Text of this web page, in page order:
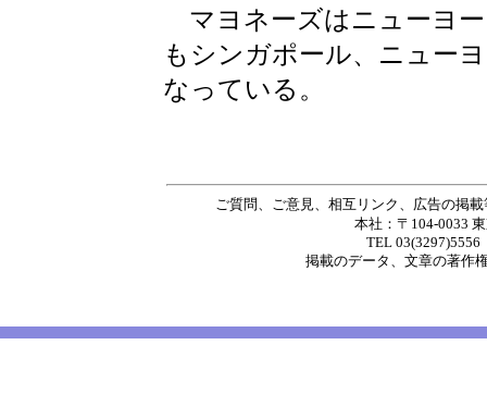
マヨネーズはニューヨ
もシンガポール、ニュー
なっている。
ご質問、ご意見、相互リンク、広告の掲
本社：〒104-0033
TEL
掲載のデータ 、 文章の著作